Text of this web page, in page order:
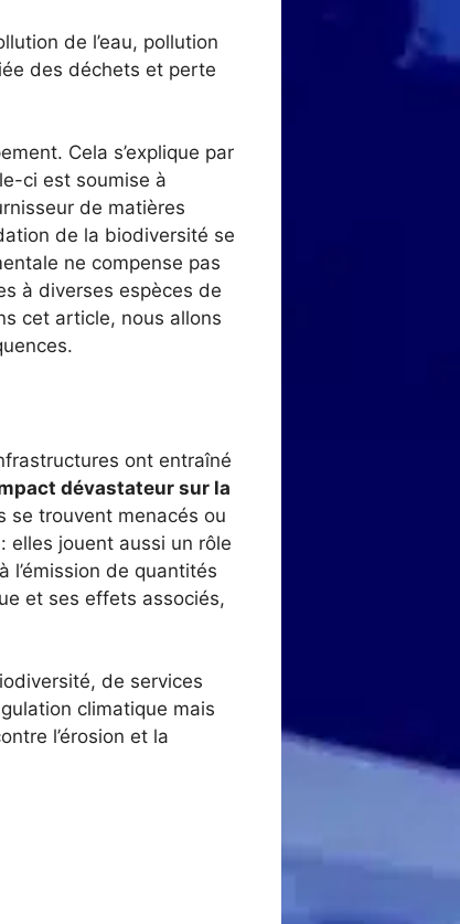
de l’eau, pollution
des déchets et perte
Cela s’explique par
ci est soumise à
de matières
de la biodiversité se
ne compense pas
à diverses espèces de
cet article, nous allons
ont entraîné
dévastateur sur la
se trouvent menacés ou
elles jouent aussi un rôle
de quantités
et ses effets associés,
de services
climatique mais
l’érosion et la